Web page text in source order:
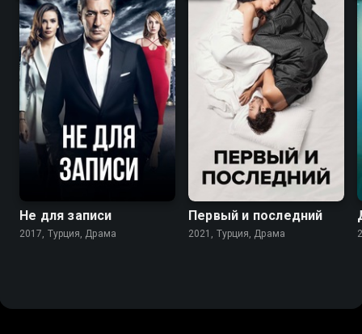
Не для записи
2017, Турция, Драма
Первый и последний
2021, Турция, Драма